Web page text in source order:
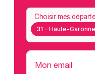
31 - Haute-Garonne
Choisir mes
Mon email